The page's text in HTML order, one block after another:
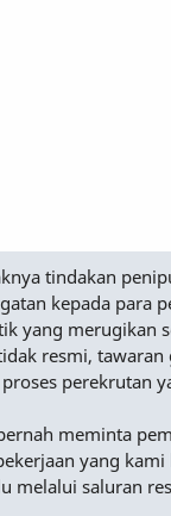
tindakan
kepada para
yang merugikan
resmi,
perekrutan
meminta
yang kami
melalui saluran